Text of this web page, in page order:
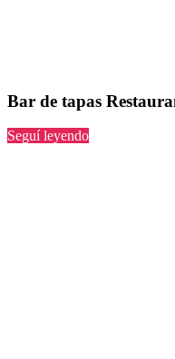
Bar de tapas
Seguí leyendo“Restaurante